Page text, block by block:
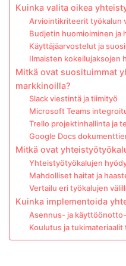
Kuinka valita oikea
Arviointikriteerit työkalun
Budjetin huomioiminen ja
Käyttäjäarvostelut ja
Ilmaisten kokeilujaksojen
Mitkä ovat suosituimmat
markkinoilla?
Slack viestintä ja tiimityö
Microsoft Teams
Trello projektinhallinta ja
Google Docs
Mitkä ovat
Yhteistyötyökalujen
Mahdolliset haitat ja
Vertailu eri työkalujen
Kuinka implementoida
Asennus- ja
Koulutus ja tukimateriaalit